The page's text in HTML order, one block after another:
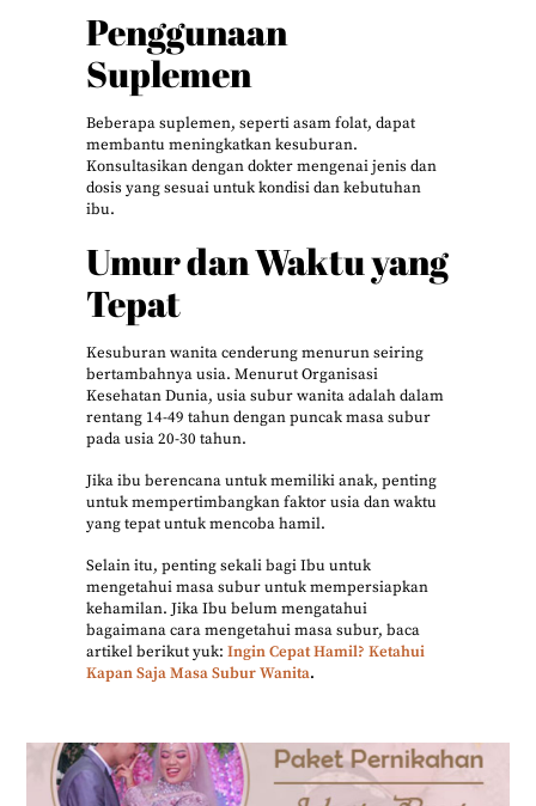
Penggunaan
Suplemen
Beberapa suplemen, seperti asam folat, dapat
membantu meningkatkan kesuburan.
Konsultasikan dengan dokter mengenai jenis dan
dosis yang sesuai untuk kondisi dan kebutuhan
ibu.
Umur dan Waktu yang
Tepat
Kesuburan wanita cenderung menurun seiring
bertambahnya usia. Menurut Organisasi
Kesehatan Dunia, usia subur wanita adalah dalam
rentang 14-49 tahun dengan puncak masa subur
pada usia 20-30 tahun.
Jika ibu berencana untuk memiliki anak, penting
untuk mempertimbangkan faktor usia dan waktu
yang tepat untuk mencoba hamil.
Selain itu, penting sekali bagi Ibu untuk
mengetahui masa subur untuk mempersiapkan
kehamilan. Jika Ibu belum mengatahui
bagaimana cara mengetahui masa subur, baca
artikel berikut yuk:Ingin Cepat Hamil? Ketahui
Kapan Saja Masa Subur Wanita.